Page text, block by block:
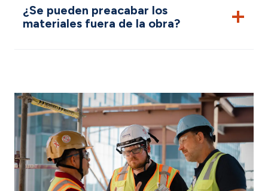
¿Se pueden preacabar los
materiales fuera de la obra?